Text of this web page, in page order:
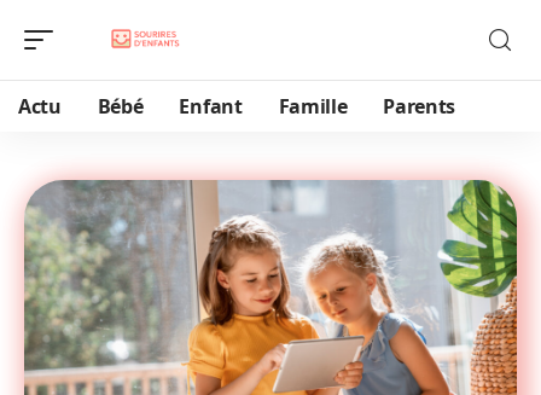
Actu Bébé Enfant Famille Parents